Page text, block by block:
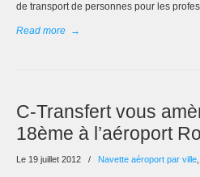
de transport de personnes pour les
Read more →
C-Transfert vous
18ème à l’aéroport
Le 19 juillet 2012 / Navette aéroport par ville